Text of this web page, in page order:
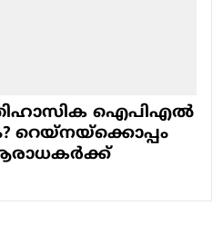
ഐപിഎല്‍
റെയ്‌നയ്‌ക്കൊപ്പം